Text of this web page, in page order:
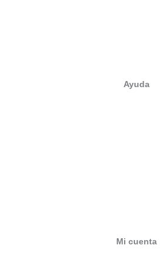
Ayuda
Mi cuenta